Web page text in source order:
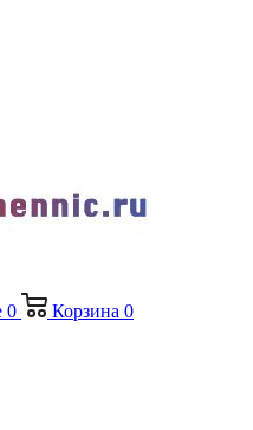
0 Корзина 0